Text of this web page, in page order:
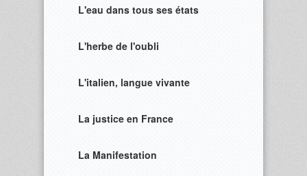
L'eau dans tous ses états
L'herbe de l'oubli
L'italien, langue vivante
La justice en France
La Manifestation